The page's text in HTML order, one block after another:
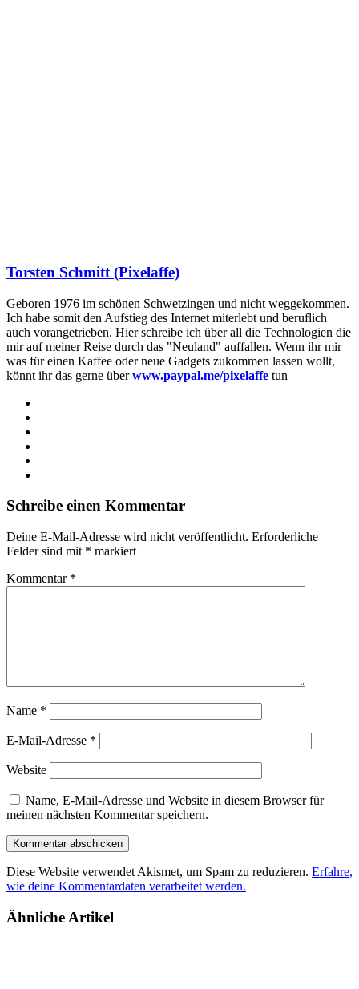
Torsten Schmitt (Pixelaffe)
Geboren 1976 im schönen Schwetzingen und nicht weggekommen.
Ich habe somit den Aufstieg des Internet miterlebt und beruflich
auch vorangetrieben. Hier schreibe ich über all die Technologien die
mir auf meiner Reise durch das "Neuland" auffallen. Wenn ihr mir
was für einen Kaffee oder neue Gadgets zukommen lassen wollt,
könnt ihr das gerne überwww.paypal.me/pixelaffe tun
Schreibe einen Kommentar
Deine E-Mail-Adresse wird nicht veröffentlicht. Erforderliche
Felder sind mit * markiert
Kommentar *
Name *
E-Mail-Adresse *
Website
Name, E-Mail-Adresse und Website in diesem Browser für
meinen nächsten Kommentar speichern.
Diese Website verwendet Akismet, um Spam zu reduzieren. Erfahre,
wie deine Kommentardaten verarbeitet werden.
Ähnliche Artikel